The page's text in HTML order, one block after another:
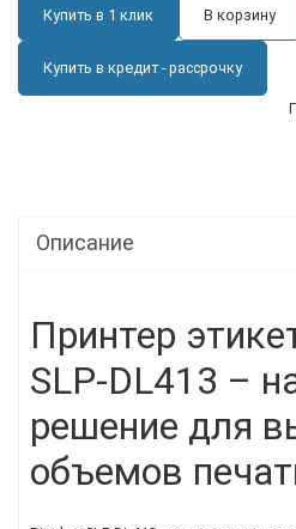
Купить в 1 клик В корзину
Купить в кредит - рассрочку
Описание
Принтер
SLP-DL413 –
решение для
объемов